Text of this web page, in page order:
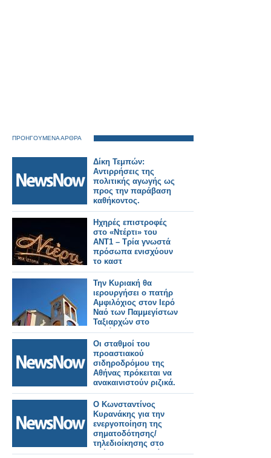
ΠΡΟΗΓΟΥΜΕΝΑ ΑΡΘΡΑ
Δίκη Τεμπών:
Αντιρρήσεις της
πολιτικής αγωγής ως
προς την παράβαση
καθήκοντος.
Ηχηρές επιστροφές
στο «Ντέρτι» του
ΑΝΤ1 – Τρία γνωστά
πρόσωπα ενισχύουν
το καστ
Την Κυριακή θα
ιερουργήσει ο πατήρ
Αμφιλόχιος στον Ιερό
Ναό των Παμμεγίστων
Ταξιαρχών στο
Αγράμπελο.. .
Οι σταθμοί του
προαστιακού
σιδηροδρόμου της
Αθήνας πρόκειται να
ανακαινιστούν ριζικά.
Ο Κωνσταντίνος
Κυρανάκης για την
ενεργοποίηση της
σηματοδότησης/
τηλεδιοίκησης στο
τμήμα Θεσσαλονίκη –